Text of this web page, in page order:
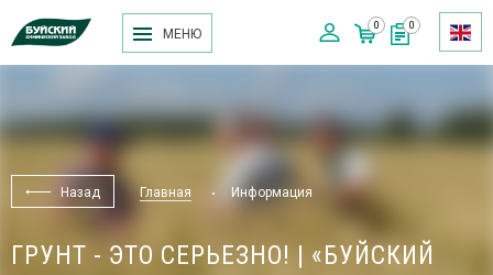
МЕНЮ
0 0
Назад Главная Информация
ГРУНТ - ЭТО СЕРЬЕЗНО! | «БУЙСКИЙ